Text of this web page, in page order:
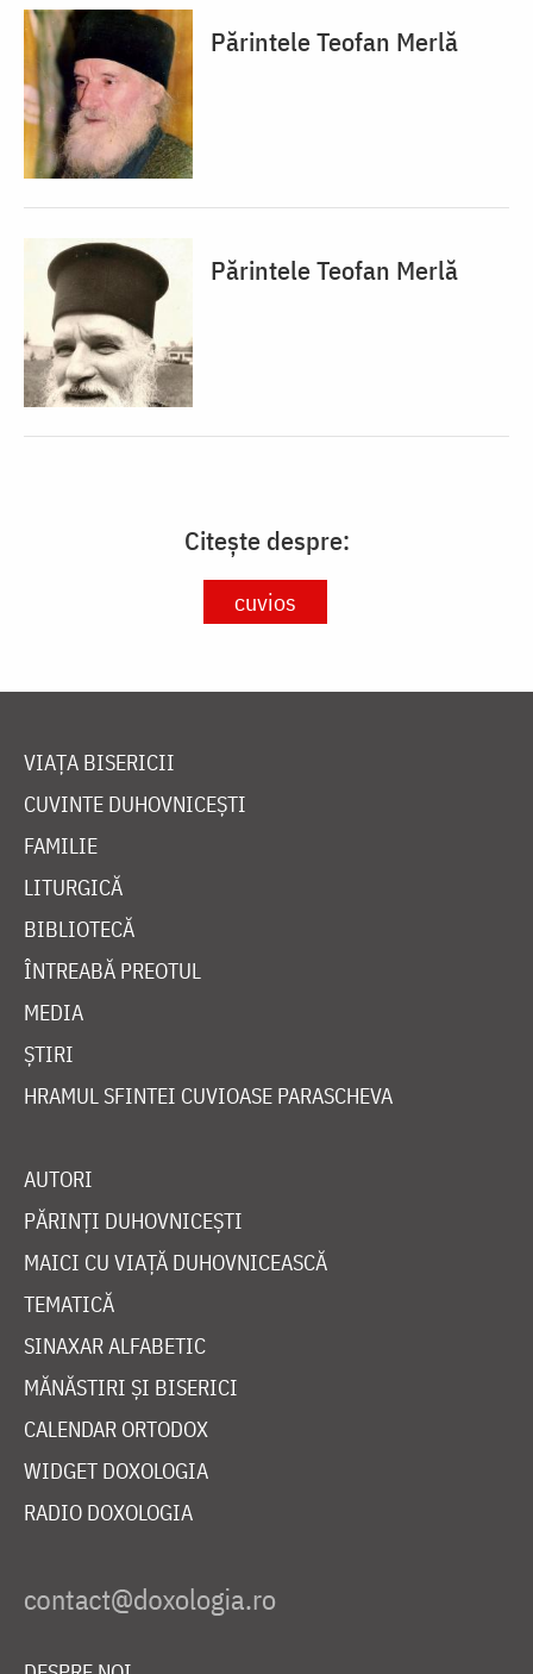
Părintele Teofan Merlă
Părintele Teofan Merlă
Citește despre:
cuvios
VIAȚA BISERICII
CUVINTE DUHOVNICEȘTI
FAMILIE
LITURGICĂ
BIBLIOTECĂ
ÎNTREABĂ PREOTUL
MEDIA
ȘTIRI
HRAMUL SFINTEI CUVIOASE PARASCHEVA
AUTORI
PĂRINȚI DUHOVNICEȘTI
MAICI CU VIAȚĂ DUHOVNICEASCĂ
TEMATICĂ
SINAXAR ALFABETIC
MĂNĂSTIRI ȘI BISERICI
CALENDAR ORTODOX
WIDGET DOXOLOGIA
RADIO DOXOLOGIA